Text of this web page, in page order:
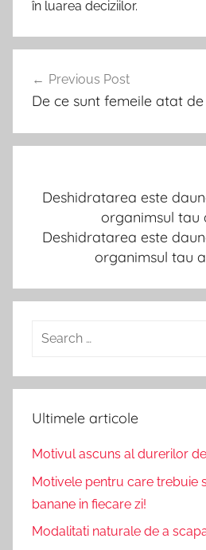
în luarea deciziilor.
navigation
Previous Post
De ce sunt femeile atat
Deshidratarea este
organimsul tau
Deshidratarea este
organimsul tau
Search
Ultimele articole
Motivul ascuns al durerilor
Motivele pentru care trebuie
banane in fiecare zi!
Modalitati naturale de a